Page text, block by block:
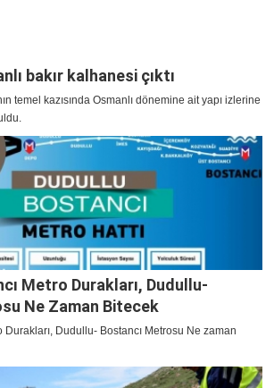
bakır kalhanesi çıktı
temel kazısında Osmanlı dönemine ait yapı izlerine
Metro Durakları, Dudullu-
Ne Zaman Bitecek
Durakları, Dudullu- Bostancı Metrosu Ne zaman